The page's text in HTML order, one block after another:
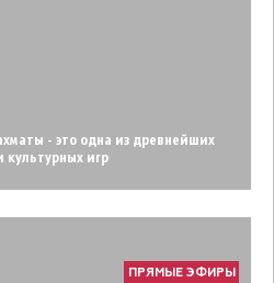
- это одна из древнейших
культурных игр
ПРЯМЫЕ ЭФИРЫ